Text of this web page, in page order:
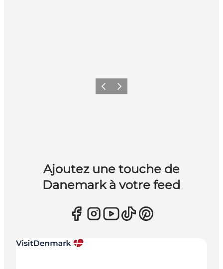
PrécédentSuivant
Ajoutez une touche de
Danemark à votre feed